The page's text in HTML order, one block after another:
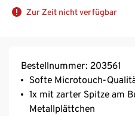
Zur Zeit nicht verfügbar
Bestellnummer: 203561
Softe Microtouch-
1x mit zarter Spitze am
Metallplättchen